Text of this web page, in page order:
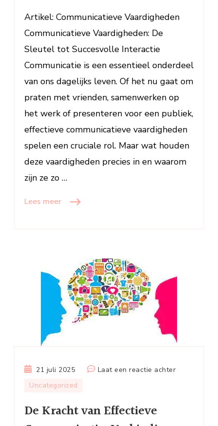
Artikel: Communicatieve Vaardigheden
Communicatieve Vaardigheden: De
Sleutel tot Succesvolle Interactie
Communicatie is een essentieel onderdeel
van ons dagelijks leven. Of het nu gaat om
praten met vrienden, samenwerken op
het werk of presenteren voor een publiek,
effectieve communicatieve vaardigheden
spelen een cruciale rol. Maar wat houden
deze vaardigheden precies in en waarom
zijn ze zo …
Lees meer
21 juli 2025 Laat een reactie achterop
Uncategorized
De Kracht van Effectieve